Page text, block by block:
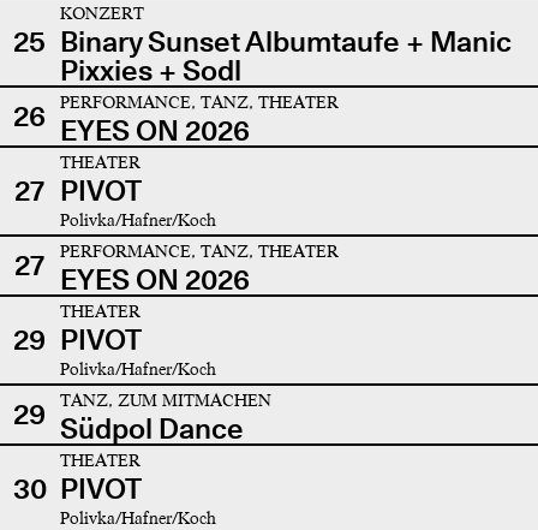
25
KONZERT
Binary Sunset Albumtaufe + Manic
Pixxies + Sodl
26
PERFORMANCE, TANZ, THEATER
EYES ON 2026
27
THEATER
PIVOT
Polivka/Hafner/Koch
27 PERFORMANCE, TANZ, THEATER
EYES ON 2026
29
THEATER
PIVOT
Polivka/Hafner/Koch
29 TANZ, ZUM MITMACHEN
Südpol Dance
30
THEATER
PIVOT
Polivka/Hafner/Koch